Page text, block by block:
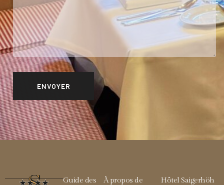
Guide des
À propos de
Hôtel Saigerhöh